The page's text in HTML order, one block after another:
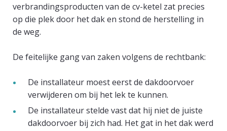
verbrandingsproducten van de cv-ketel zat precies
op die plek door het dak en stond de herstelling in
de weg.
​De feitelijke gang van zaken volgens de rechtbank:
​De installateur moest eerst de dakdoorvoer
verwijderen om bij het lek te kunnen.
De installateur stelde vast dat hij niet de juiste
dakdoorvoer bij zich had. Het gat in het dak werd